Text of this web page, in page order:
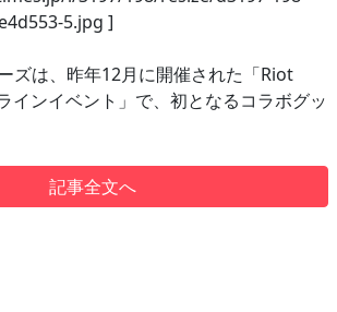
5.jpg ]
ズは、昨年12月に開催された「Riot
インイベント」で、初となるコラボグッ
記事全文へ